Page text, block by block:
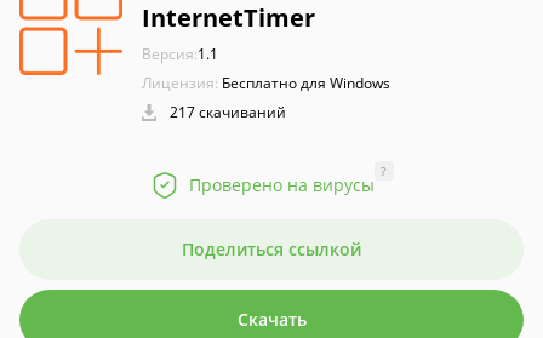
InternetTimer
Версия:1.1
Лицензия: Бесплатно для Windows
217 скачиваний
Проверено на вирусы
?
Поделиться ссылкой
Скачать